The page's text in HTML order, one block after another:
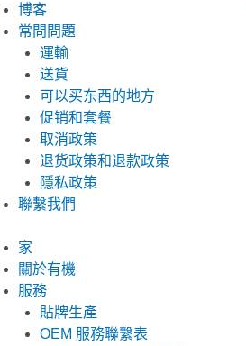
博客
常問問題
運輸
送貨
可以买东西的地方
促销和套餐
取消政策
退货政策和退款政策
隱私政策
聯繫我們
家
關於有機
服務
貼牌生產
OEM 服務聯繫表